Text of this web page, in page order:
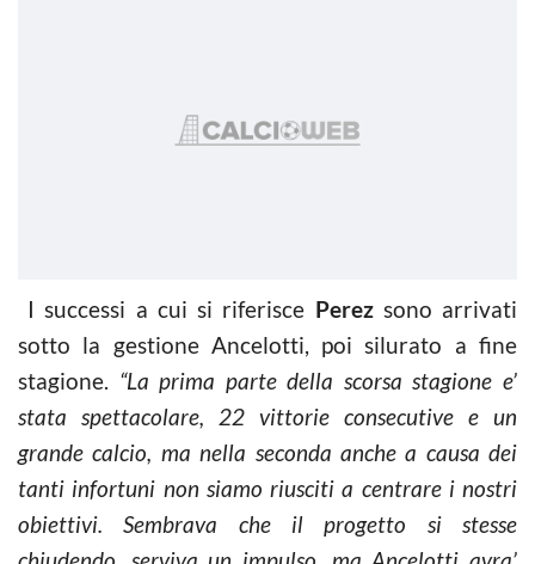
I successi a cui si riferisce Perezsono arrivati
sotto la gestione Ancelotti, poi silurato a fine
stagione. “La prima parte della scorsa stagione e’
stata spettacolare, 22 vittorie consecutive e un
grande calcio, ma nella seconda anche a causa dei
tanti infortuni non siamo riusciti a centrare i nostri
obiettivi. Sembrava che il progetto si stesse